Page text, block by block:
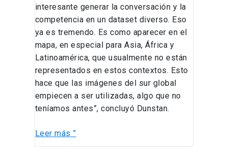
interesante generar la conversación y la
competencia en un dataset diverso. Eso
ya es tremendo. Es como aparecer en el
mapa, en especial para Asia, África y
Latinoamérica, que usualmente no están
representados en estos contextos. Esto
hace que las imágenes del sur global
empiecen a ser utilizadas, algo que no
teníamos antes”, concluyó Dunstan.
Leer más ”